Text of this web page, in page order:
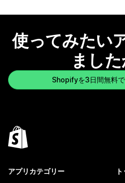
使ってみたい
ました
Shopifyを3日間無料
アプリカテゴリー